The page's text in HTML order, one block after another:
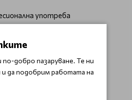
употреба
добро пазаруване. Те ни
да подобрим работата на